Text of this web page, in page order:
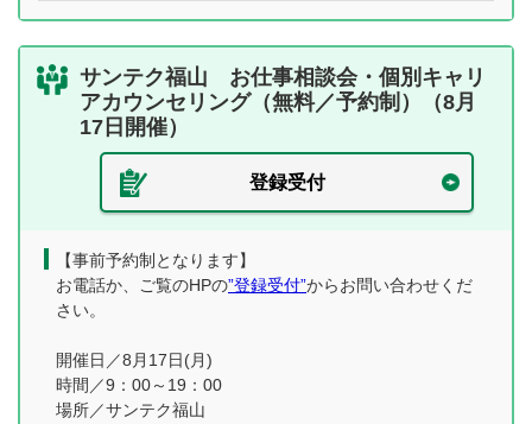
サンテク福山 お仕事相談会・個別キャリ
アカウンセリング（無料／予約制）（8月
17日開催）
登録受付
【事前予約制となります】
お電話か、ご覧のHPの”登録受付”からお問い合わせくだ
さい。
開催日／8月17日(月)
時間／9：00～19：00
場所／サンテク福山